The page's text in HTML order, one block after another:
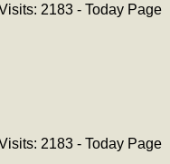
2183 - Today Page
2183 - Today Page